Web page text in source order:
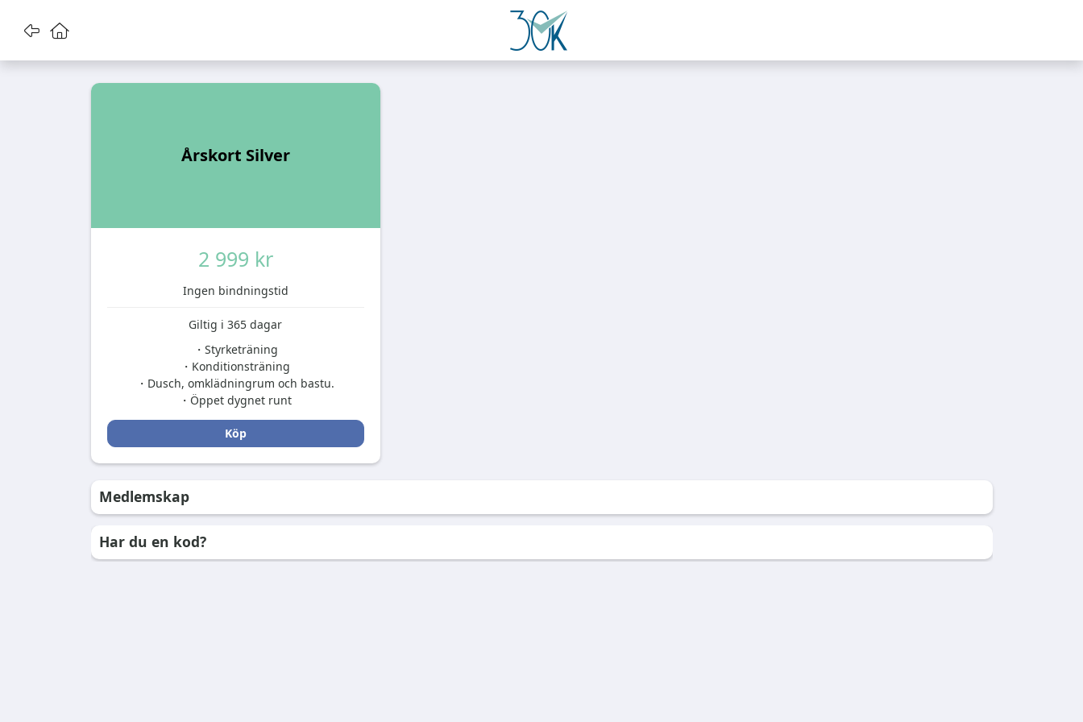
Gå tillbaka
Årskort Silver
2 999 kr
Ingen bindningstid
Giltig i 365 dagar
・Styrketräning
・Konditionsträning
・Dusch, omklädningrum och bastu.
・Öppet dygnet runt
Köp
Medlemskap
Har du en kod?